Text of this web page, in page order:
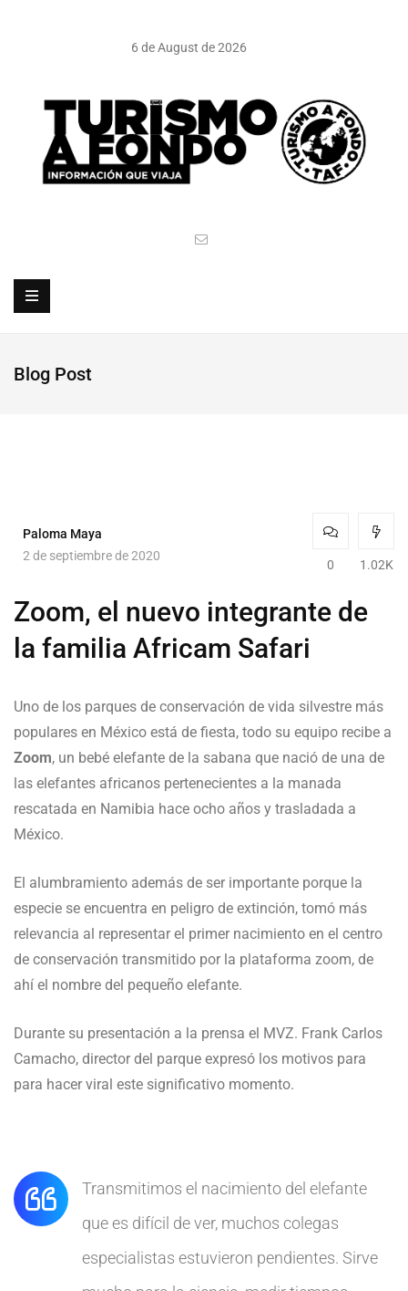
6 de August de 2026
Blog Post
Paloma Maya
2 de septiembre de 2020
0 1.02K
Zoom, el nuevo integrante de
la familia Africam Safari
Uno de los parques de conservación de vida silvestre más
populares en México está de fiesta, todo su equipo recibe a
Zoom, un bebé elefante de la sabana que nació de una de
las elefantes africanos pertenecientes a la manada
rescatada en Namibia hace ocho años y trasladada a
México.
El alumbramiento además de ser importante porque la
especie se encuentra en peligro de extinción, tomó más
relevancia al representar el primer nacimiento en el centro
de conservación transmitido por la plataforma zoom, de
ahí el nombre del pequeño elefante.
Durante su presentación a la prensa el MVZ. Frank Carlos
Camacho, director del parque expresó los motivos para
para hacer viral este significativo momento.
Transmitimos el nacimiento del elefante
que es difícil de ver, muchos colegas
especialistas estuvieron pendientes. Sirve